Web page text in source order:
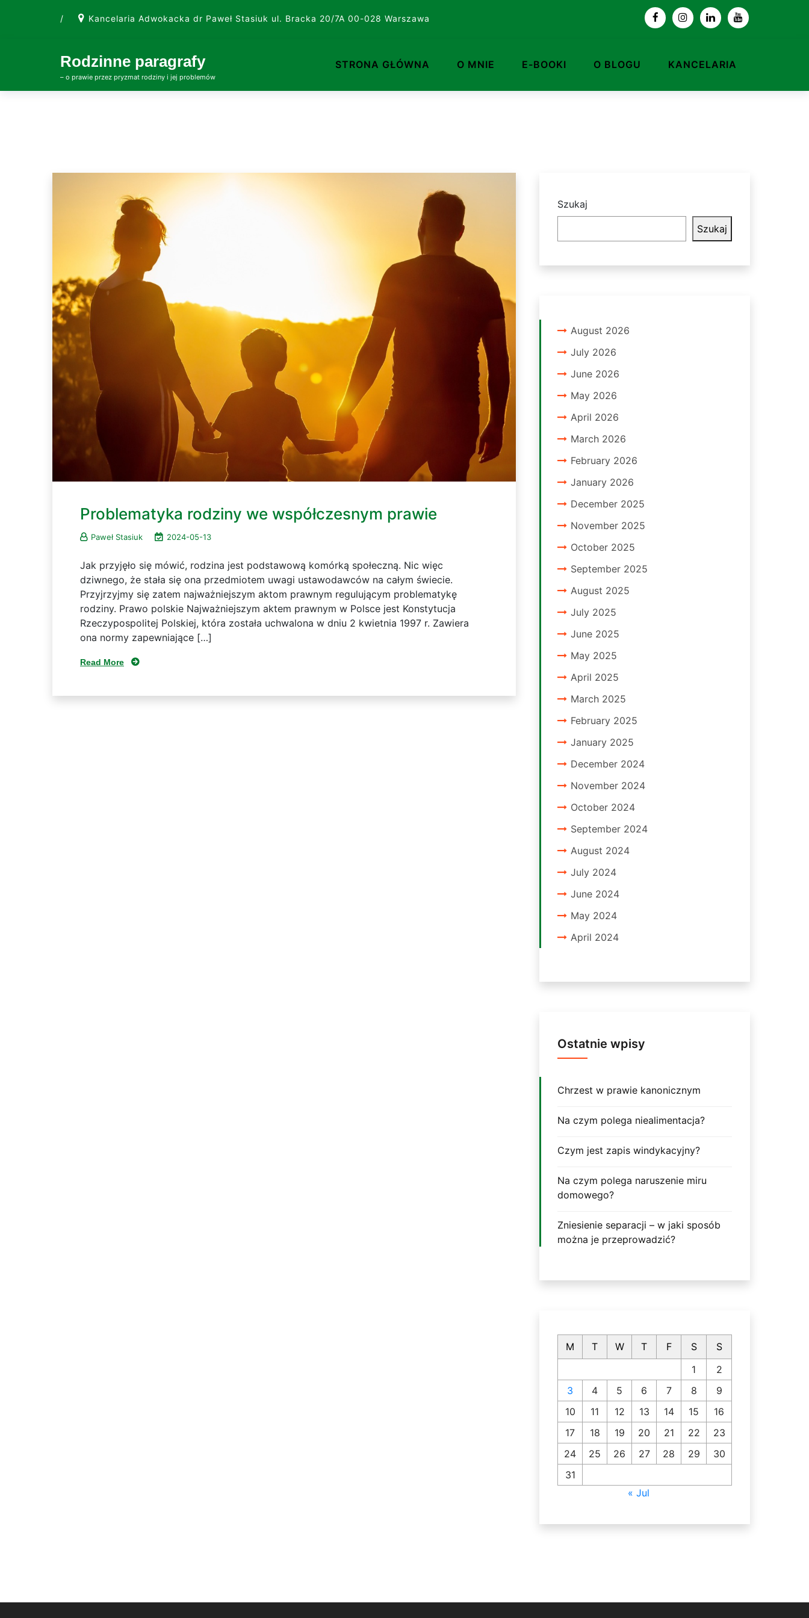
/ Kancelaria Adwokacka dr Paweł Stasiuk ul. Bracka 20/7A 00-028 Warszawa
Rodzinne paragrafy
– o prawie przez pryzmat rodziny i jej problemów
STRONA GŁÓWNA O MNIE E-BOOKI O BLOGU KANCELARIA
Problematyka rodziny we współczesnym prawie
Paweł Stasiuk 2024-05-13
Jak przyjęło się mówić, rodzina jest podstawową komórką społeczną. Nic więc
dziwnego, że stała się ona przedmiotem uwagi ustawodawców na całym świecie.
Przyjrzyjmy się zatem najważniejszym aktom prawnym regulującym problematykę
rodziny. Prawo polskie Najważniejszym aktem prawnym w Polsce jest Konstytucja
Rzeczypospolitej Polskiej, która została uchwalona w dniu 2 kwietnia 1997 r. Zawiera
ona normy zapewniające […]
Read More
Szukaj
Szukaj
August 2026
July 2026
June 2026
May 2026
April 2026
March 2026
February 2026
January 2026
December 2025
November 2025
October 2025
September 2025
August 2025
July 2025
June 2025
May 2025
April 2025
March 2025
February 2025
January 2025
December 2024
November 2024
October 2024
September 2024
August 2024
July 2024
June 2024
May 2024
April 2024
Ostatnie wpisy
Chrzest w prawie kanonicznym
Na czym polega niealimentacja?
Czym jest zapis windykacyjny?
Na czym polega naruszenie miru
domowego?
Zniesienie separacji – w jaki sposób
można je przeprowadzić?
M T W T F S
S
1
2
3
4 5 6 7 8
9
10
11 12 13 14 15
16
17
18 19 20 21 22
23
24
25 26 27 28 29
30
31
« Jul